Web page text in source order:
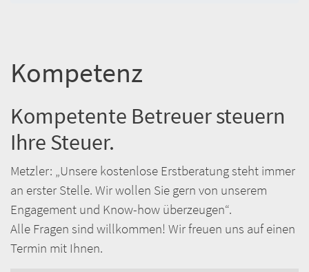
Kompetenz
Kompetente Betreuer steuern
Ihre Steuer.
Metzler: „Unsere kostenlose Erstberatung steht immer
an erster Stelle. Wir wollen Sie gern von unserem
Engagement und Know-how überzeugen“.
Alle Fragen sind willkommen! Wir freuen uns auf einen
Termin mit Ihnen.